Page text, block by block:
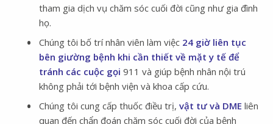
tham gia dịch vụ chăm sóc cuối đời cũng như gia đình
họ.
Chúng tôi bố trí nhân viên làm việc 24 giờ liên tục
bên giường bệnh khi cần thiết về mặt y tế để
tránh các cuộc gọi 911 và giúp bệnh nhân nội trú
không phải tới bệnh viện và khoa cấp cứu.
Chúng tôi cung cấp thuốc điều trị, vật tư và DME liên
quan đến chẩn đoán chăm sóc cuối đời của bệnh